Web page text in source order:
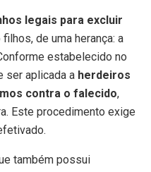
legais para excluir
filhos, de uma herança: a
estabelecido no
ser aplicada a herdeiros
contra o falecido,
Este procedimento exige
também possui